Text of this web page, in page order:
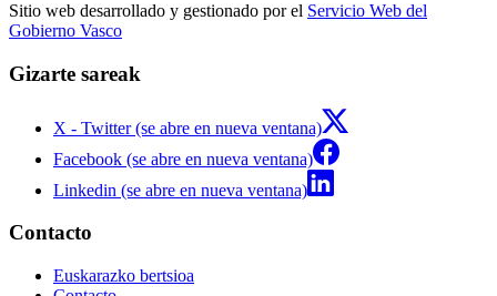
Sitio web desarrollado y gestionado por el Servicio Web del
Gobierno Vasco
Gizarte sareak
X - Twitter (se abre en nueva ventana)
Facebook (se abre en nueva ventana)
Linkedin (se abre en nueva ventana)
Contacto
Euskarazko bertsioa